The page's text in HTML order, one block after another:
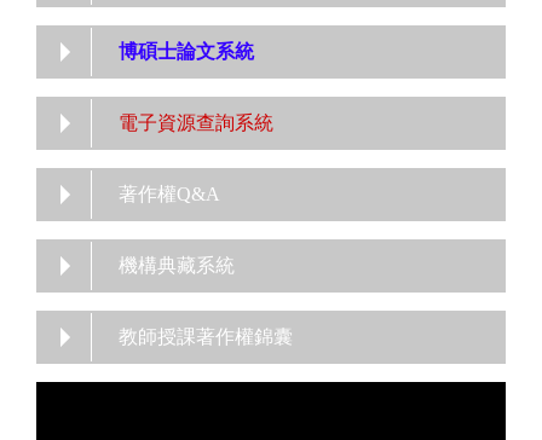
博碩士論文系統
電子資源查詢系統
著作權Q&A
機構典藏系統
教師授課著作權錦囊